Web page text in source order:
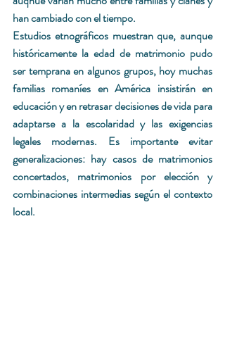
han cambiado con el tiempo.
Estudios etnográficos muestran que, aunque
históricamente la edad de matrimonio pudo
ser temprana en algunos grupos, hoy muchas
familias romaníes en América insistirán en
educación y en retrasar decisiones de vida para
adaptarse a la escolaridad y las exigencias
legales modernas. Es importante evitar
generalizaciones: hay casos de matrimonios
concertados, matrimonios por elección y
combinaciones intermedias según el contexto
local.